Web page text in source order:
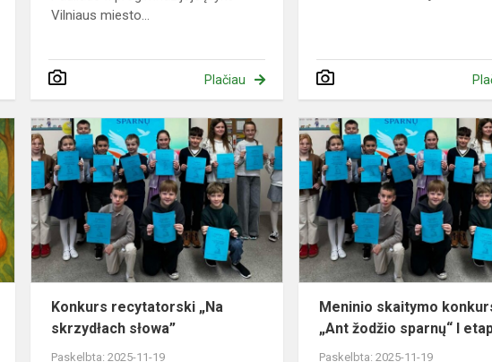
Vilniaus miesto...
Plačiau
Mėgstamiausios
pasakos
iliustracija
Konkurs
recytatorski
„Na
skrzydłach
słowa”
Konkurs recytatorski „Na
skrzydłach słowa”
Paskelbta: 2025-11-19
Meninio skaitymo
„Ant žodžio sparnų“ I
Paskelbta: 2025-11-19